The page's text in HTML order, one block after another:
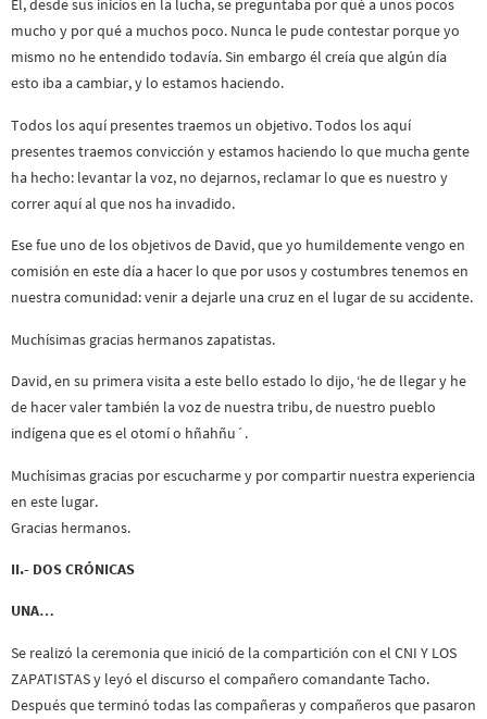
Él, desde sus inicios en la lucha, se preguntaba por qué a unos pocos
mucho y por qué a muchos poco. Nunca le pude contestar porque yo
mismo no he entendido todavía. Sin embargo él creía que algún día
esto iba a cambiar, y lo estamos haciendo.
Todos los aquí presentes traemos un objetivo. Todos los aquí
presentes traemos convicción y estamos haciendo lo que mucha gente
ha hecho: levantar la voz, no dejarnos, reclamar lo que es nuestro y
correr aquí al que nos ha invadido.
Ese fue uno de los objetivos de David, que yo humildemente vengo en
comisión en este día a hacer lo que por usos y costumbres tenemos en
nuestra comunidad: venir a dejarle una cruz en el lugar de su accidente.
Muchísimas gracias hermanos zapatistas.
David, en su primera visita a este bello estado lo dijo, ‘he de llegar y he
de hacer valer también la voz de nuestra tribu, de nuestro pueblo
indígena que es el otomí o hñahñu´.
Muchísimas gracias por escucharme y por compartir nuestra experiencia
en este lugar.
Gracias hermanos.
II.- DOS CRÓNICAS
UNA…
Se realizó la ceremonia que inició de la compartición con el CNI Y LOS
ZAPATISTAS y leyó el discurso el compañero comandante Tacho.
Después que terminó todas las compañeras y compañeros que pasaron